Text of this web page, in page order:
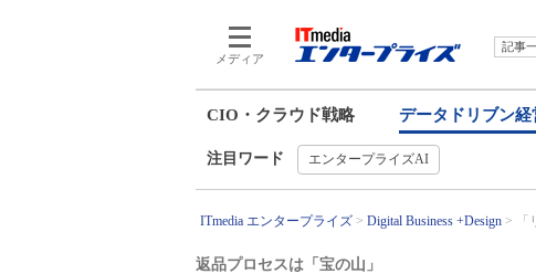
メディア
記事
CIO・クラウド戦略 データドリブン経
注目ワード エンタープライズAI
ITmedia エンタープライズ Digital Business +Design
返品プロセスは「宝の山」